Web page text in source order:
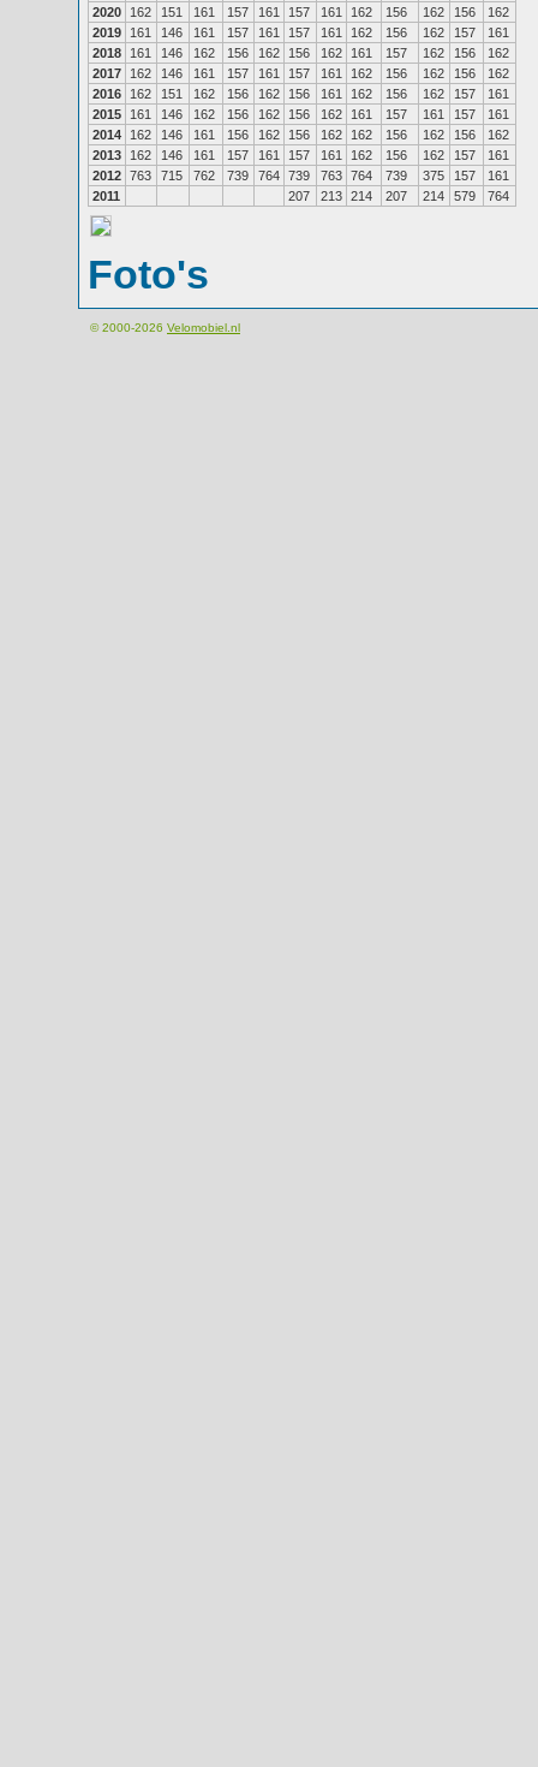
2020
162 151 161 157 161 157 161 162 156 162 156
162
2019
161 146 161 157 161 157 161 162 156 162 157
161
2018
161 146 162 156 162 156 162 161 157 162 156
162
2017
162 146 161 157 161 157 161 162 156 162 156
162
2016
162 151 162 156 162 156 161 162 156 162 157
161
2015
161 146 162 156 162 156 162 161 157 161 157
161
2014
162 146 161 156 162 156 162 162 156 162 156
162
2013
162 146 161 157 161 157 161 162 156 162 157
161
2012 763 715 762 739 764 739 763 764 739 375 157
161
2011
207 213 214 207 214 579 764
Foto's
© 2000-2026 Velomobiel.nl